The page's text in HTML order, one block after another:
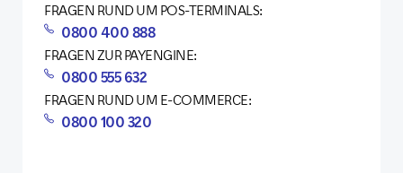
FRAGEN RUND UM POS-TERMINALS:
0800 400 888
FRAGEN ZUR PAYENGINE:
0800 555 632
FRAGEN RUND UM E-COMMERCE:
0800 100 320